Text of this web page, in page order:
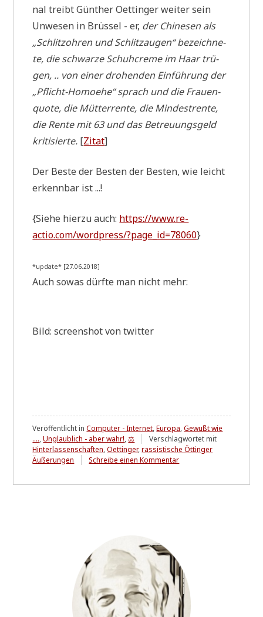
nal treibt Gün­ther Oet­tin­ger wei­ter sein
Unwe­sen in Brüs­sel - er, der Chi­ne­sen als
„Schlitz­oh­ren und Schlitz­au­gen“ bezeich­ne­
te, die schwar­ze Schuh­creme im Haar trü­
gen, .. von einer dro­hen­den Ein­füh­rung der
„Pflicht-Homo­ehe“ sprach und die Frau­en­
quo­te, die Müt­ter­ren­te, die Min­dest­ren­te,
die Ren­te mit 63 und das Betreu­ungs­geld
kri­ti­sier­te. [Zitat]
Der Beste der Besten der Besten, wie leicht
erkenn­bar ist ...!
{Sie­he hier­zu auch: https://www.re-
actio.com/wordpress/?page_id=78060}
*update* [27.06.2018]
Auch sowas dürf­te man nicht mehr:
Bild: screen­shot von twitter
Veröffentlicht inComputer - Internet,Europa,Gewußt wie
....,Unglaublich - aber wahr!,⚖
Verschlagwortet mit
Hinterlassenschaften,Oettinger,rassistische Öttinger
Äußerungen
Schreibe einen Kommentarzu
d
a
e
*